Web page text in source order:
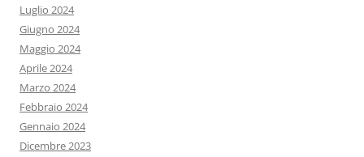
Luglio 2024
Giugno 2024
Maggio 2024
Aprile 2024
Marzo 2024
Febbraio 2024
Gennaio 2024
Dicembre 2023